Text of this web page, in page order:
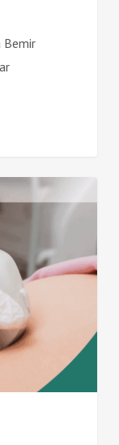
Bemir